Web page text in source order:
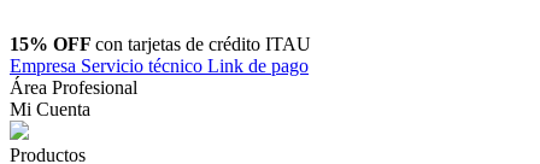
15% OFF con tarjetas de crédito ITAU
Empresa Servicio técnico Link de pago
Área Profesional
Mi Cuenta
Productos